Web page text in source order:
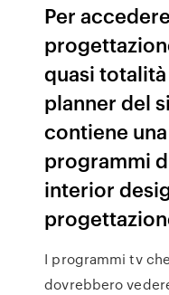
Per
quasi
planner del
contiene
programmi
interior
I programmi tv
dovrebbero